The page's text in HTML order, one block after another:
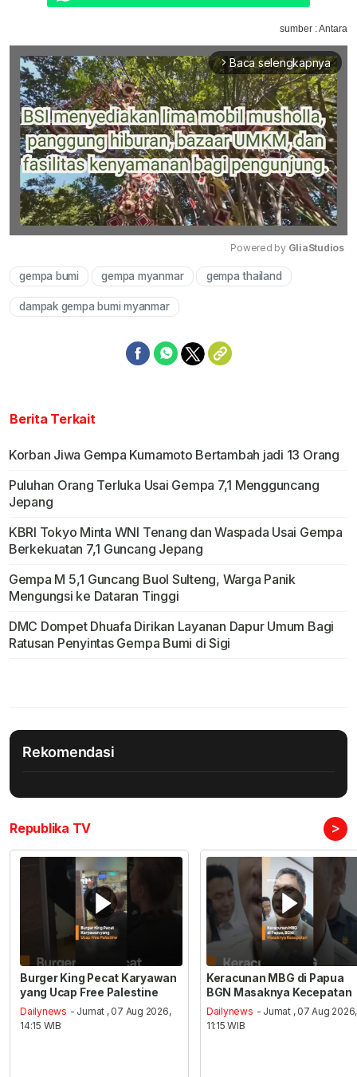
sumber : Antara
arrow_forward_ios Baca selengkapnya
Mute
Powered by GliaStudios
gempa bumi gempa myanmar gempa thailand
dampak gempa bumi myanmar
Berita Terkait
Korban Jiwa Gempa Kumamoto Bertambah jadi 13 Orang
Puluhan Orang Terluka Usai Gempa 7,1 Mengguncang
Jepang
KBRI Tokyo Minta WNI Tenang dan Waspada Usai Gempa
Berkekuatan 7,1 Guncang Jepang
Gempa M 5,1 Guncang Buol Sulteng, Warga Panik
Mengungsi ke Dataran Tinggi
DMC Dompet Dhuafa Dirikan Layanan Dapur Umum Bagi
Ratusan Penyintas Gempa Bumi di Sigi
Rekomendasi
Republika TV >
Burger King Pecat Karyawan
yang Ucap Free Palestine
Dailynews - Jumat , 07 Aug 2026,
14:15 WIB
Keracunan MBG di Papua
BGN Masaknya Kecepatan
Dailynews - Jumat , 07 Aug 2026,
11:15 WIB